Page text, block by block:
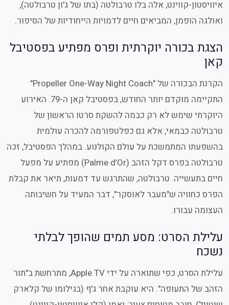
איוויסטון-קווינט, אלה בלו טרבולטה (בתו של ג'ון טרבולטה),
ואולגה הופמן, המביאים חיים לדמויות הייחודיות של הסיפור.
הצגת בכורה יוקרתית ופרס מפתיע בפסטיבל
קאן
הקרנת הבכורה של "Propeller One-Way Night Coach"
התקיימה מוקדם יותר החודש, בפסטיבל קאן ה-79. האירוע
היוקרתי שימש לא רק כבמה להשקת סרטו הראשון של
טרבולטה כבמאי, אלא גם כפלטפורמה להכרה עולמית
בהשפעתו המתמשכת על עולם הקולנוע. במהלך הפסטיבל, זכה
טרבולטה בפרס דקל הזהב (Palme d’Or) מפתיע על מפעל
חיים בתעשייה. טרבולטה, שהתרגש עד דמעות, תיאר את קבלת
הפרס כחוויה ש"מעבר לאוסקר", דבר המעיד על חשיבותה
העצומה עבורו.
עלילת הסרט: מסע תמים שהופך לבלתי
נשכח
עלילת הסרט, כפי שתוארה על ידי Apple TV, מתרחשת ב"תור
הזהב של התעופה". היא עוקבת אחר ג'ף (בגילומו של קלארק